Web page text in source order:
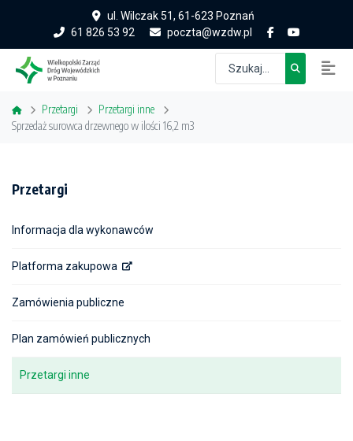
ul. Wilczak 51, 61-623 Poznań
61 826 53 92
poczta@wzdw.pl
Przetargi
Przetargi inne
Sprzedaż surowca drzewnego w ilości 16,2 m3
Przetargi
Informacja dla wykonawców
Platforma zakupowa
Zamówienia publiczne
Plan zamówień publicznych
Przetargi inne